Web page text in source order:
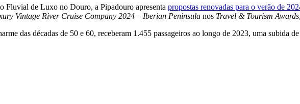
Fluvial de Luxo no Douro, a Pipadouro apresenta propostas renovadas para o verão de
Vintage River Cruise Company 2024 – Iberian Peninsula nos Travel & Tourism Awards
das décadas de 50 e 60, receberam 1.455 passageiros ao longo de 2023, uma subida